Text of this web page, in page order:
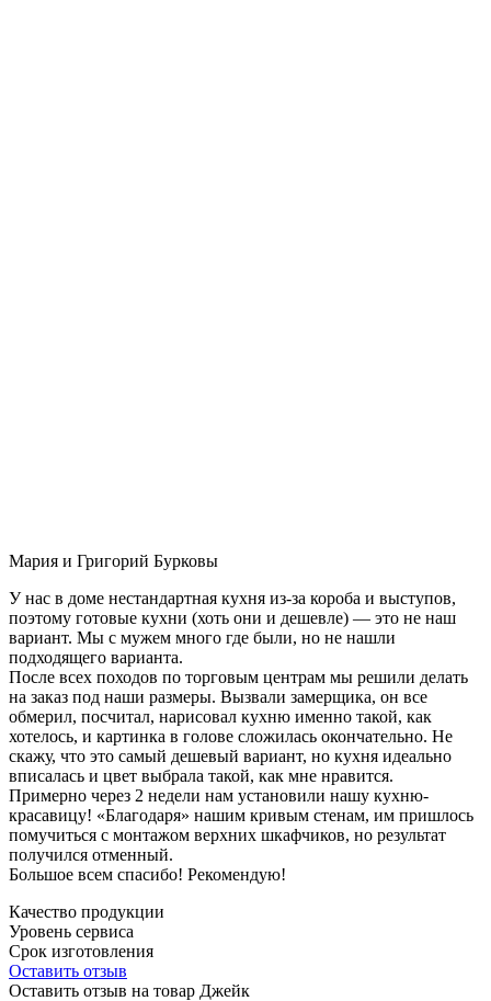
Мария и Григорий Бурковы
У нас в доме нестандартная кухня из-за короба и выступов,
поэтому готовые кухни (хоть они и дешевле) — это не наш
вариант. Мы с мужем много где были, но не нашли
подходящего варианта.
После всех походов по торговым центрам мы решили делать
на заказ под наши размеры. Вызвали замерщика, он все
обмерил, посчитал, нарисовал кухню именно такой, как
хотелось, и картинка в голове сложилась окончательно. Не
скажу, что это самый дешевый вариант, но кухня идеально
вписалась и цвет выбрала такой, как мне нравится.
Примерно через 2 недели нам установили нашу кухню-
красавицу! «Благодаря» нашим кривым стенам, им пришлось
помучиться с монтажом верхних шкафчиков, но результат
получился отменный.
Большое всем спасибо! Рекомендую!
Качество продукции
Уровень сервиса
Срок изготовления
Оставить отзыв
Оставить отзыв на товар Джейк